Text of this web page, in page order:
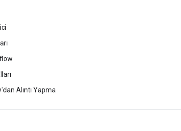
Alıntı Yapma